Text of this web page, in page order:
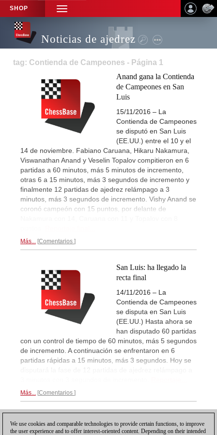
SHOP
TOGGLE
NAVIGATION
Noticias de ajedrez
tag: Contienda de Campeones - Página 1
Anand gana la Contienda
de Campeones en San
Luis
15/11/2016 – La
Contienda de Campeones
se disputó en San Luis
(EE.UU.) entre el 10 y el
14 de noviembre. Fabiano Caruana, Hikaru Nakamura,
Viswanathan Anand y Veselin Topalov compitieron en 6
partidas a 60 minutos, más 5 minutos de incremento,
otras 6 a 15 minutos, más 3 segundos de incremento y
finalmente 12 partidas de ajedrez relámpago a 3
minutos, más 3 segundos de incremento. Vishy Anand se
coronó campeón con 15 puntos, por delante de
Más... Comentarios
San Luis: ha llegado la
recta final
14/11/2016 – La
Contienda de Campeones
se disputa en San Luis
(EE.UU.) Hasta ahora se
han disputado 60 partidas
con un control de tiempo de 60 minutos, más 5 segundos
de incremento. A continuación se enfrentaron en 6
partidas rápidas a 15 minutos, más 3 segundos. Hoy se
disputará la fase de 12 partidas de ajedrez relámpago a
Más... Comentarios
We use cookies and comparable technologies to provide certain functions, to improve
the user experience and to offer interest-oriented content. Depending on their intended